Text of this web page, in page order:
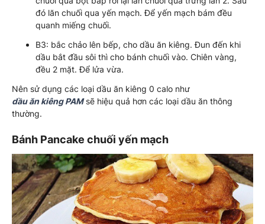
đó lăn chuối qua yến mạch. Để yến mạch bám đều
quanh miếng chuối.
B3: bắc chảo lên bếp, cho dầu ăn kiêng. Đun đến khi
dầu bắt đầu sôi thì cho bánh chuối vào. Chiên vàng,
đều 2 mặt. Để lửa vừa.
Nên sử dụng các loại dầu ăn kiêng 0 calo như
dầu ăn kiêng PAMsẽ hiệu quả hơn các loại dầu ăn thông
thường.
Bánh Pancake chuối yến mạch